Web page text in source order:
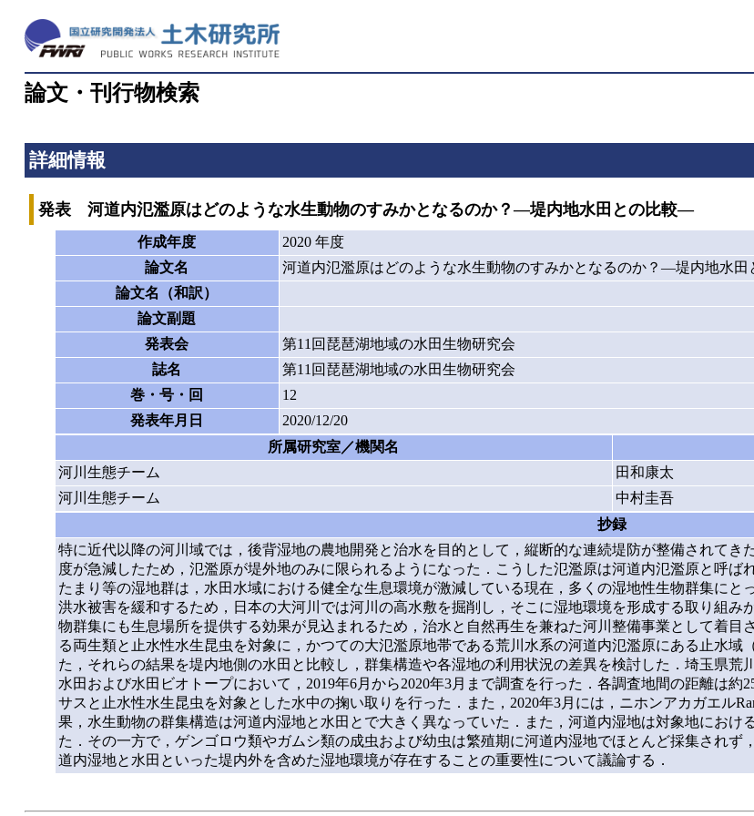
論文・刊行物検索
詳細情報
発表 河道内氾濫原はどのような水生動物のすみかとなるのか？―堤内地水田との比較―
作成年度
2020 年度
論文名
河道内氾濫原はどのような水生動物のすみかとなるのか？―堤内地水
論文名（和訳）
論文副題
発表会
第11回琵琶湖地域の水田生物研究会
誌名
第11回琵琶湖地域の水田生物研究会
巻・号・回
12
発表年月日
2020/12/20
所属研究室／機関名
河川生態チーム
田和康太
河川生態チーム
中村圭吾
抄録
特に近代以降の河川域では，後背湿地の農地開発と治水を目的として，縦断的な連続堤防が整備されて
度が急減したため，氾濫原が堤外地のみに限られるようになった．こうした氾濫原は河道内氾濫原と呼
たまり等の湿地群は，水田水域における健全な生息環境が激減している現在，多くの湿地性生物群集に
洪水被害を緩和するため，日本の大河川では河川の高水敷を掘削し，そこに湿地環境を形成する取り組
物群集にも生息場所を提供する効果が見込まれるため，治水と自然再生を兼ねた河川整備事業として着
る両生類と止水性水生昆虫を対象に，かつての大氾濫原地帯である荒川水系の河道内氾濫原にある止水域
た，それらの結果を堤内地側の水田と比較し，群集構造や各湿地の利用状況の差異を検討した．埼玉県
水田および水田ビオトープにおいて，2019年6月から2020年3月まで調査を行った．各調査地間の距離は
サスと止水性水生昆虫を対象とした水中の掬い取りを行った．また，2020年3月には，ニホンアカガエル
果，水生動物の群集構造は河道内湿地と水田とで大きく異なっていた．また，河道内湿地は対象地にお
た．その一方で，ゲンゴロウ類やガムシ類の成虫および幼虫は繁殖期に河道内湿地でほとんど採集され
道内湿地と水田といった堤内外を含めた湿地環境が存在することの重要性について議論する．